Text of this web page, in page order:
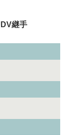
継手